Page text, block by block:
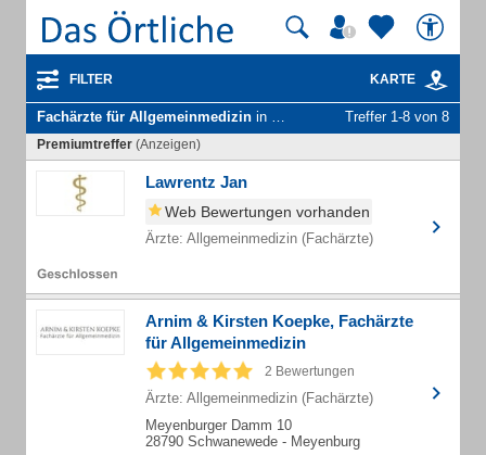
FILTER KARTE
Fachärzte für Allgemeinmedizin in Osterholz-Scharmbeck Treffer 1-8 von 8
Premiumtreffer (Anzeigen)
Lawrentz Jan
Web Bewertungen vorhanden
Ärzte: Allgemeinmedizin (Fachärzte)
Arnim & Kirsten Koepke, Fachärzte
für Allgemeinmedizin
2 Bewertungen
Ärzte: Allgemeinmedizin (Fachärzte)
Meyenburger Damm 10
28790 Schwanewede - Meyenburg